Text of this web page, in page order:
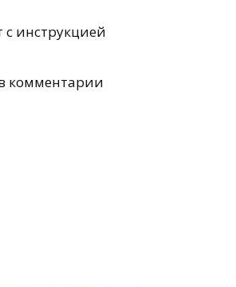
с инструкцией
комментарии